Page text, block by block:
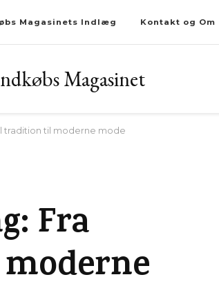
Magasinets Indlæg Kontakt og Om
Magasinet
tradition til moderne mode
Fra